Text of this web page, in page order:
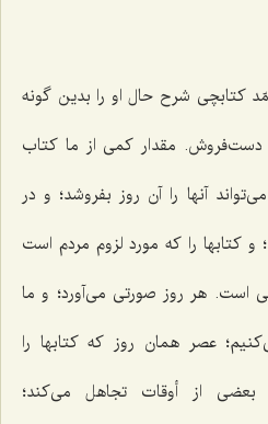
كتابچى شرح حال او را بدين گونه
دست‌فروش. مقدار كمى از ما كتاب
آنها را آن‌ روز بفروشد؛ و در
كتابها را كه مورد لزوم مردم است
است. هر روز صورتى مى‌آورد؛ و ما
عصر همان روز كه كتابها را
از أوقات تجاهل مى‌كند؛